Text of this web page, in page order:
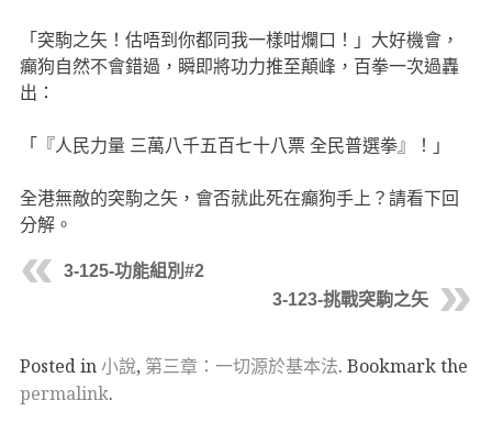
「突駒之矢！估唔到你都同我一樣咁爛口！」大好機會，
癲狗自然不會錯過，瞬即將功力推至顛峰，百拳一次過轟
出：
「『人民力量 三萬八千五百七十八票 全民普選拳』！」
全港無敵的突駒之矢，會否就此死在癲狗手上？請看下回
分解。
3-125-功能組別#2
3-123-挑戰突駒之矢
Posted in小說, 第三章：一切源於基本法. Bookmark the
permalink.